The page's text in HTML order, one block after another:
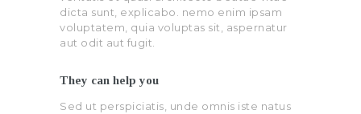
dicta sunt, explicabo. nemo enim ipsam
voluptatem, quia voluptas sit, aspernatur
aut odit aut fugit.
They can help you
Sed ut perspiciatis, unde omnis iste natus